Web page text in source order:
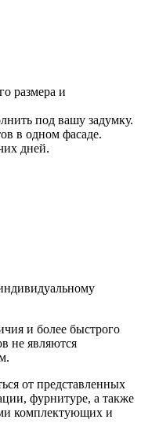
размера и
под вашу задумку.
в одном фасаде.
дней.
и более быстрого
не являются
от представленных
фурнитуре, а также
комплектующих и